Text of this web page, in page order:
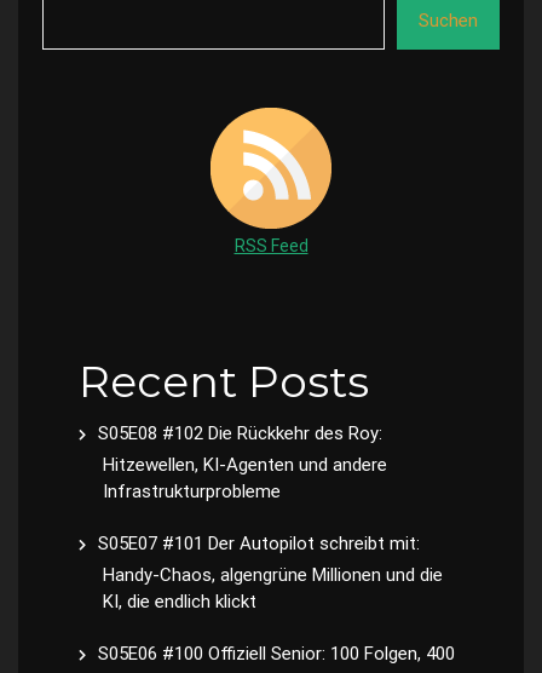
Suchen
RSS Feed
Recent Posts
S05E08 #102 Die Rückkehr des Roy:
Hitzewellen, KI-Agenten und andere
Infrastrukturprobleme
S05E07 #101 Der Autopilot schreibt mit:
Handy-Chaos, algengrüne Millionen und die
KI, die endlich klickt
S05E06 #100 Offiziell Senior: 100 Folgen, 400